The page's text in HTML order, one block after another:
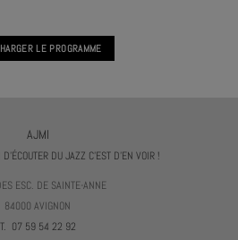
LE PROGRAMME
AJMI
DU JAZZ C'EST D'EN VOIR !
ESC. DE SAINTE-ANNE
84000 AVIGNON
T. 07 59 54 22 92